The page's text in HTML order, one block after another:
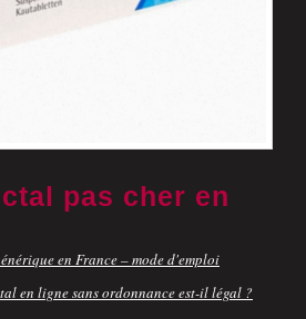
pas cher en
en France – mode d'emploi
en ligne sans ordonnance est-il légal ?